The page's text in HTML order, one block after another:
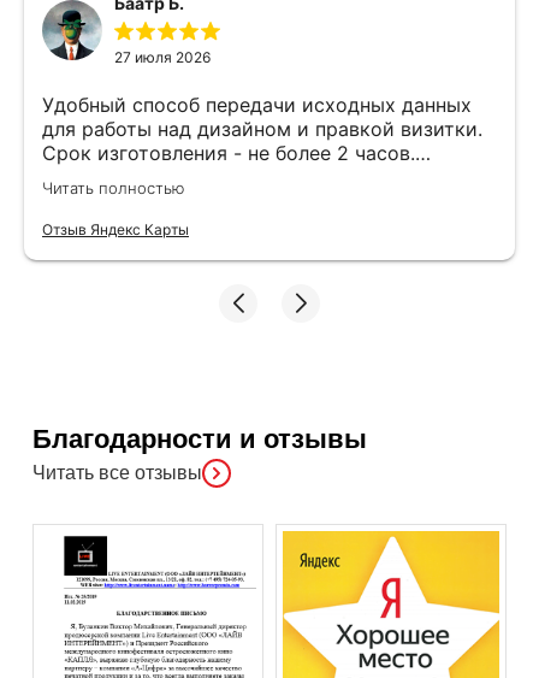
27 июля 2026
Удобный способ передачи исходных данных
для работы над дизайном и правкой визитки.
Срок изготовления - не более 2 часов.
Специалисты компетентные. Офис находится
в удобном месте, найти не составило труда.
Читать полностью
Отзыв Яндекс Карты
Благодарности и отзывы
Читать все отзывы